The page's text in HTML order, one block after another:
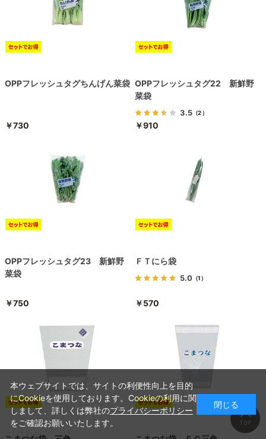
OPPフレッシュタグちんげん菜袋
￥730
OPPフレッシュタグ22 新鮮野
菜袋
3.5（2）
￥910
OPPフレッシュタグ23 新鮮野
菜袋
￥750
ＦＴにら袋
5.0 （1）
￥570
本ウェブサイトでは、サイトの利便性向上を目的
にCookieを使用しております。Cookieの利用に関
しまして、詳しくは弊社のプライバシーポリシー
をご確認お願いいたします。
閉じる